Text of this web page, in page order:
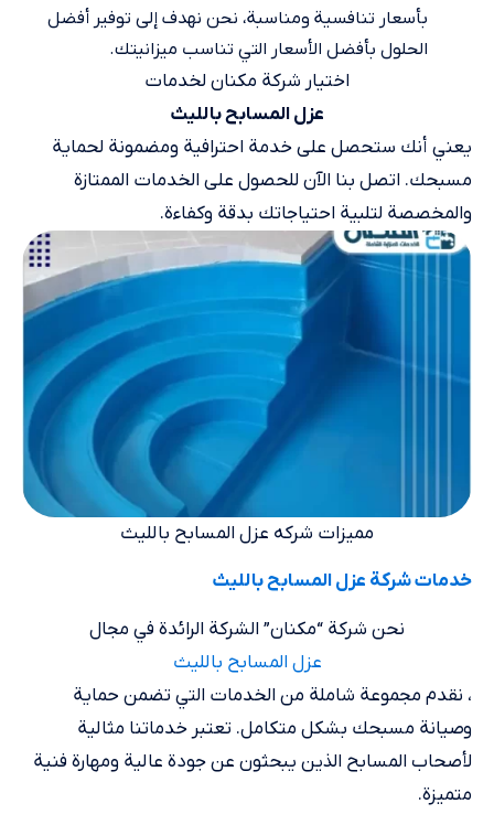
بأسعار تنافسية ومناسبة، نحن نهدف إلى توفير أفضل
الحلول بأفضل الأسعار التي تناسب ميزانيتك.
اختيار شركة مكنان لخدمات
عزل المسابح بالليث
يعني أنك ستحصل على خدمة احترافية ومضمونة لحماية
مسبحك. اتصل بنا الآن للحصول على الخدمات الممتازة
والمخصصة لتلبية احتياجاتك بدقة وكفاءة.
مميزات شركه عزل المسابح بالليث
خدمات شركة عزل المسابح بالليث
نحن شركة “مكنان” الشركة الرائدة في مجال
عزل المسابح بالليث
، نقدم مجموعة شاملة من الخدمات التي تضمن حماية
وصيانة مسبحك بشكل متكامل. تعتبر خدماتنا مثالية
لأصحاب المسابح الذين يبحثون عن جودة عالية ومهارة فنية
متميزة.